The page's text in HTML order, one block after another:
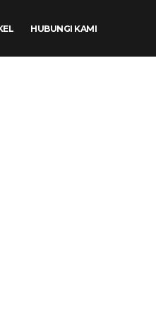
HUBUNGI KAMI